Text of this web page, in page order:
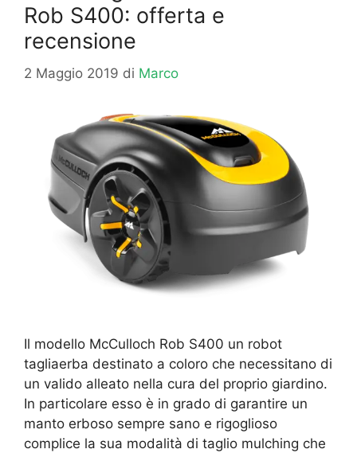
Rob S400: offerta e
recensione
2 Maggio 2019 di Marco
Il modello McCulloch Rob S400 un robot
tagliaerba destinato a coloro che necessitano di
un valido alleato nella cura del proprio giardino.
In particolare esso è in grado di garantire un
manto erboso sempre sano e rigoglioso
complice la sua modalità di taglio mulching che